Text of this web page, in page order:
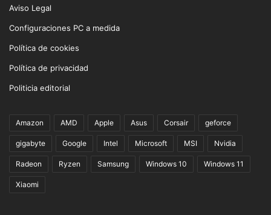
Aviso Legal
Configuraciones PC a medida
Política de cookies
Política de privacidad
Politicia editorial
Amazon AMD Apple Asus Corsair geforce
gigabyte Google Intel Microsoft MSI Nvidia
Radeon Ryzen Samsung Windows 10 Windows 11
Xiaomi